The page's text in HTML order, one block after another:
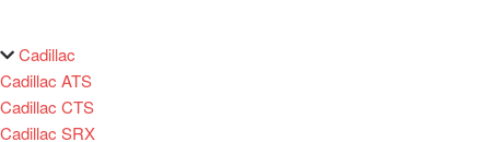
Cadillac
Cadillac ATS
Cadillac CTS
Cadillac SRX